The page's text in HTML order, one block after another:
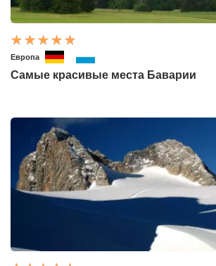
Европа
Самые красивые места Баварии